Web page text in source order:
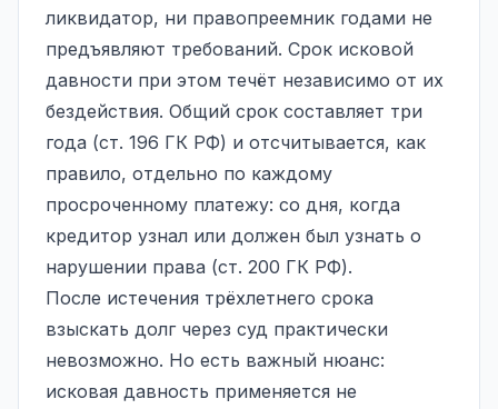
ликвидатор, ни правопреемник годами не
предъявляют требований. Срок исковой
давности при этом течёт независимо от их
бездействия. Общий срок составляет три
года (ст. 196 ГК РФ) и отсчитывается, как
правило, отдельно по каждому
просроченному платежу: со дня, когда
кредитор узнал или должен был узнать о
нарушении права (ст. 200 ГК РФ).
После истечения трёхлетнего срока
взыскать долг через суд практически
невозможно. Но есть важный нюанс:
исковая давность применяется не